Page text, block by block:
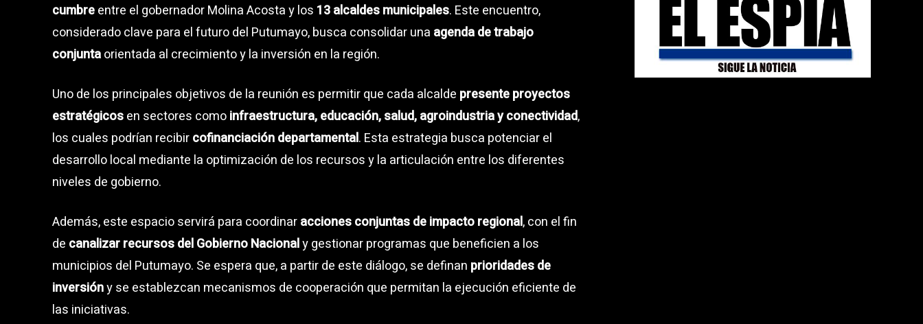
cumbreentre el gobernador Molina Acosta y los 13 alcaldes municipales. Este encuentro,
considerado clave para el futuro del Putumayo, busca consolidar una agenda de trabajo
conjuntaorientada al crecimiento y la inversión en la región.
Uno de los principales objetivos de la reunión es permitir que cada alcalde presente proyectos
estratégicosen sectores comoinfraestructura, educación, salud, agroindustria y conectividad,
los cuales podrían recibircofinanciación departamental. Esta estrategia busca potenciar el
desarrollo local mediante la optimización de los recursos y la articulación entre los diferentes
niveles de gobierno.
Además, este espacio servirá para coordinaracciones conjuntas de impacto regional, con el fin
de canalizar recursos del Gobierno Nacionaly gestionar programas que beneficien a los
municipios del Putumayo. Se espera que, a partir de este diálogo, se definan prioridades de
inversióny se establezcan mecanismos de cooperación que permitan la ejecución eficiente de
las iniciativas.